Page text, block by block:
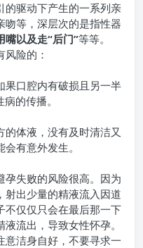
的驱动下产生的一系列亲
吻等，深层次的是指性器
嘴以及走“后门”等等。
险的：
果口腔内有破损且另一半
的传播。
的体液，没有及时清洁又
有意外发生。
孕失败的风险很高。因为
射出少量的精液流入因道
不仅仅只会在最后那一下
流出，导致女性怀孕。
意洁身自好，不要寻求一